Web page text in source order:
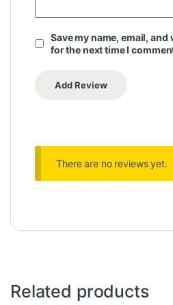
Save my name, email,
for the next time I
There are no reviews yet.
Related products